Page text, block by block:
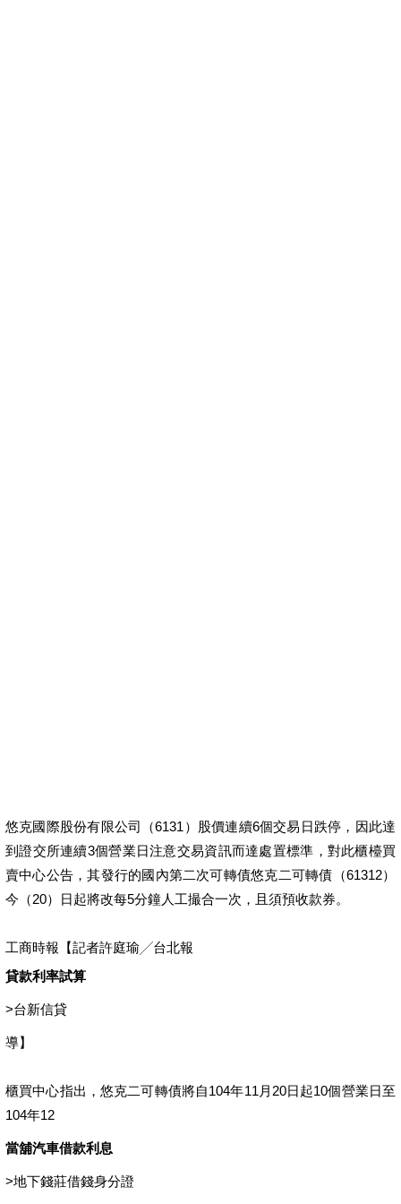
悠克國際股份有限公司（6131）股價連續6個交易日跌停，因此達
到證交所連續3個營業日注意交易資訊而達處置標準，對此櫃檯買
賣中心公告，其發行的國內第二次可轉債悠克二可轉債（61312）
今（20）日起將改每5分鐘人工撮合一次，且須預收款券。
工商時報【記者許庭瑜╱台北報
貸款利率試算
>台新信貸
導】
櫃買中心指出，悠克二可轉債將自104年11月20日起10個營業日至
104年12
當舖汽車借款利息
>地下錢莊借錢身分證